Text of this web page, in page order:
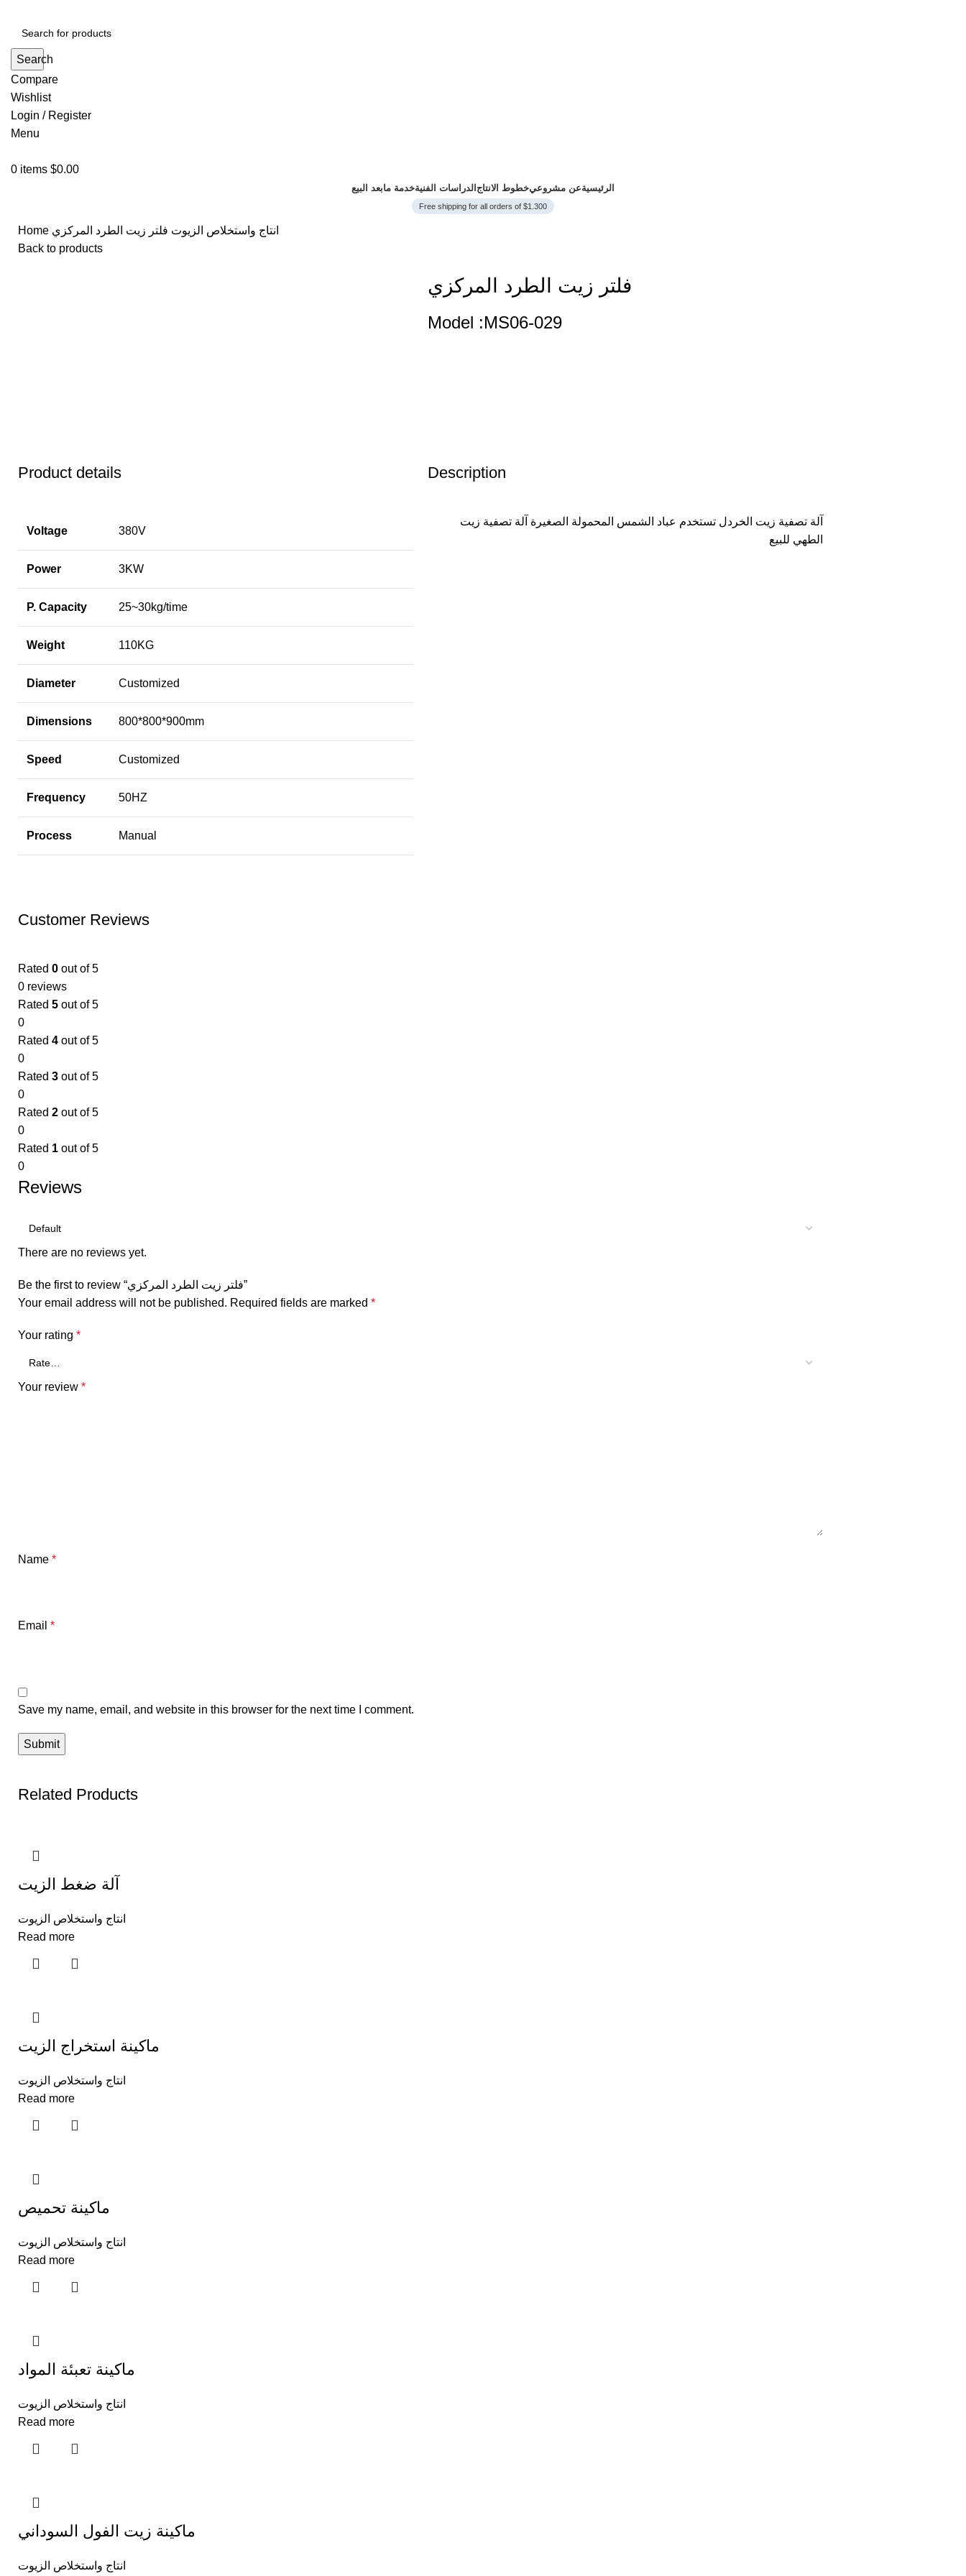
Search
Compare
Wishlist
Login / Register
Menu
0 items $0.00
خدمة مابعد البيعالدراسات الفنية خطوط الانتاجعن مشروعيالرئيسية
Free shipping for all orders of $1.300
Home انتاج واستخلاص الزيوت فلتر زيت الطرد المركزي
Back to products
فلتر زيت الطرد المركزي
Model :MS06-029
Product details
Voltage 380V
Power 3KW
P. Capacity 25~30kg/time
Weight 110KG
Diameter Customized
Dimensions 800*800*900mm
Speed Customized
Frequency 50HZ
Process Manual
Description
آلة تصفية زيت الخردل تستخدم عباد الشمس المحمولة الصغيرة آلة تصفية زيت
الطهي للبيع
Customer Reviews
Rated 0 out of 5
0 reviews
Rated 5 out of 5
0
Rated 4 out of 5
0
Rated 3 out of 5
0
Rated 2 out of 5
0
Rated 1 out of 5
0
Reviews
There are no reviews yet.
Be the first to review “فلتر زيت الطرد المركزي”
Your email address will not be published. Required fields are marked *
Your rating *
Your review *
Name *
Email *
Save my name, email, and website in this browser for the next time I comment.
Related Products
آلة ضغط الزيت
انتاج واستخلاص الزيوت
Read more
ماكينة استخراج الزيت
انتاج واستخلاص الزيوت
Read more
ماكينة تحميص
انتاج واستخلاص الزيوت
Read more
ماكينة تعبئة المواد
انتاج واستخلاص الزيوت
Read more
ماكينة زيت الفول السوداني
انتاج واستخلاص الزيوت